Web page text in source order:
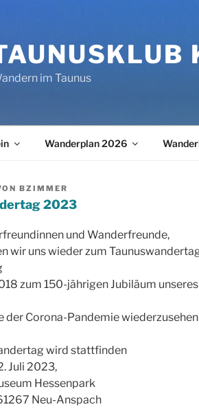
im Taunus
Wanderplan 2026
BZIMMER
2023
und Wanderfreunde,
wir uns wieder zum
zum 150-jährigen Jubiläum
der Corona-Pandemie
wird stattfinden
Juli 2023,
Hessenpark
Neu-Anspach